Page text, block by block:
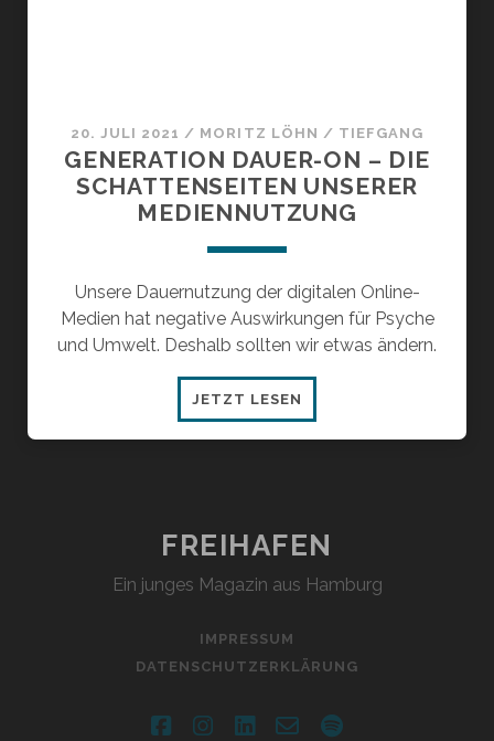
20. JULI 2021 / MORITZ LÖHN / TIEFGANG
GENERATION DAUER-ON – DIE
SCHATTENSEITEN UNSERER
MEDIENNUTZUNG
Unsere Dauernutzung der digitalen Online-
Medien hat negative Auswirkungen für Psyche
und Umwelt. Deshalb sollten wir etwas ändern.
JETZT LESEN
DAUER-
UNSERER
MEDIENNUTZUNG
FREIHAFEN
Ein junges Magazin aus Hamburg
IMPRESSUM
DATENSCHUTZERKLÄRUNG
facebookinstagram
linkedin
email-spotify